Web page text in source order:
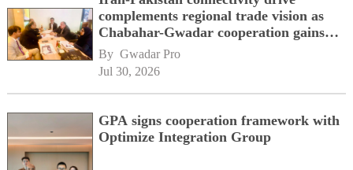
complements regional trade vision as
Chabahar-Gwadar cooperation gains
momentum alongside China's BRI
network
By Gwadar Pro
Jul 30, 2026
GPA signs cooperation framework with
Optimize Integration Group